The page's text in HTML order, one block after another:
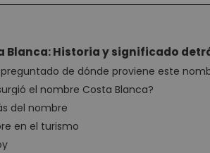
Blanca: Historia y significado
de dónde proviene este
el nombre Costa Blanca?
del nombre
en el turismo